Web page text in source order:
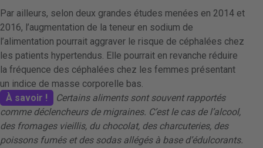
Par ailleurs, selon deux grandes études menées en 2014 et
2016, l’augmentation de la teneur en sodium de
l’alimentation pourrait aggraver le risque de céphalées chez
les patients hypertendus. Elle pourrait en revanche réduire
la fréquence des céphalées chez les femmes présentant
un indice de masse corporelle bas.
À savoir !
Certains aliments sont souvent rapportés
comme déclencheurs de migraines. C’est le cas de l’alcool,
des fromages vieillis, du chocolat, des charcuteries, des
poissons fumés et des sodas allégés à base d’édulcorants.